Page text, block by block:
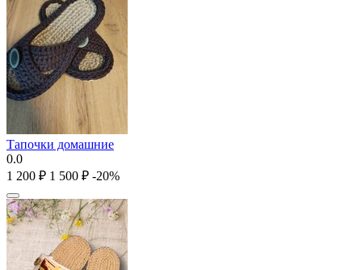
Тапочки домашние
0.0
1 200 ₽ 1 500 ₽ -20%